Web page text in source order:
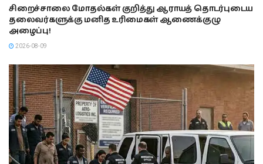
சிறைச்சாலை மோதல்கள் குறித்து ஆராயத் தொடர்புடைய
தலைவர்களுக்கு மனித உரிமைகள் ஆணைக்குழு
அழைப்பு!
2026-08-09